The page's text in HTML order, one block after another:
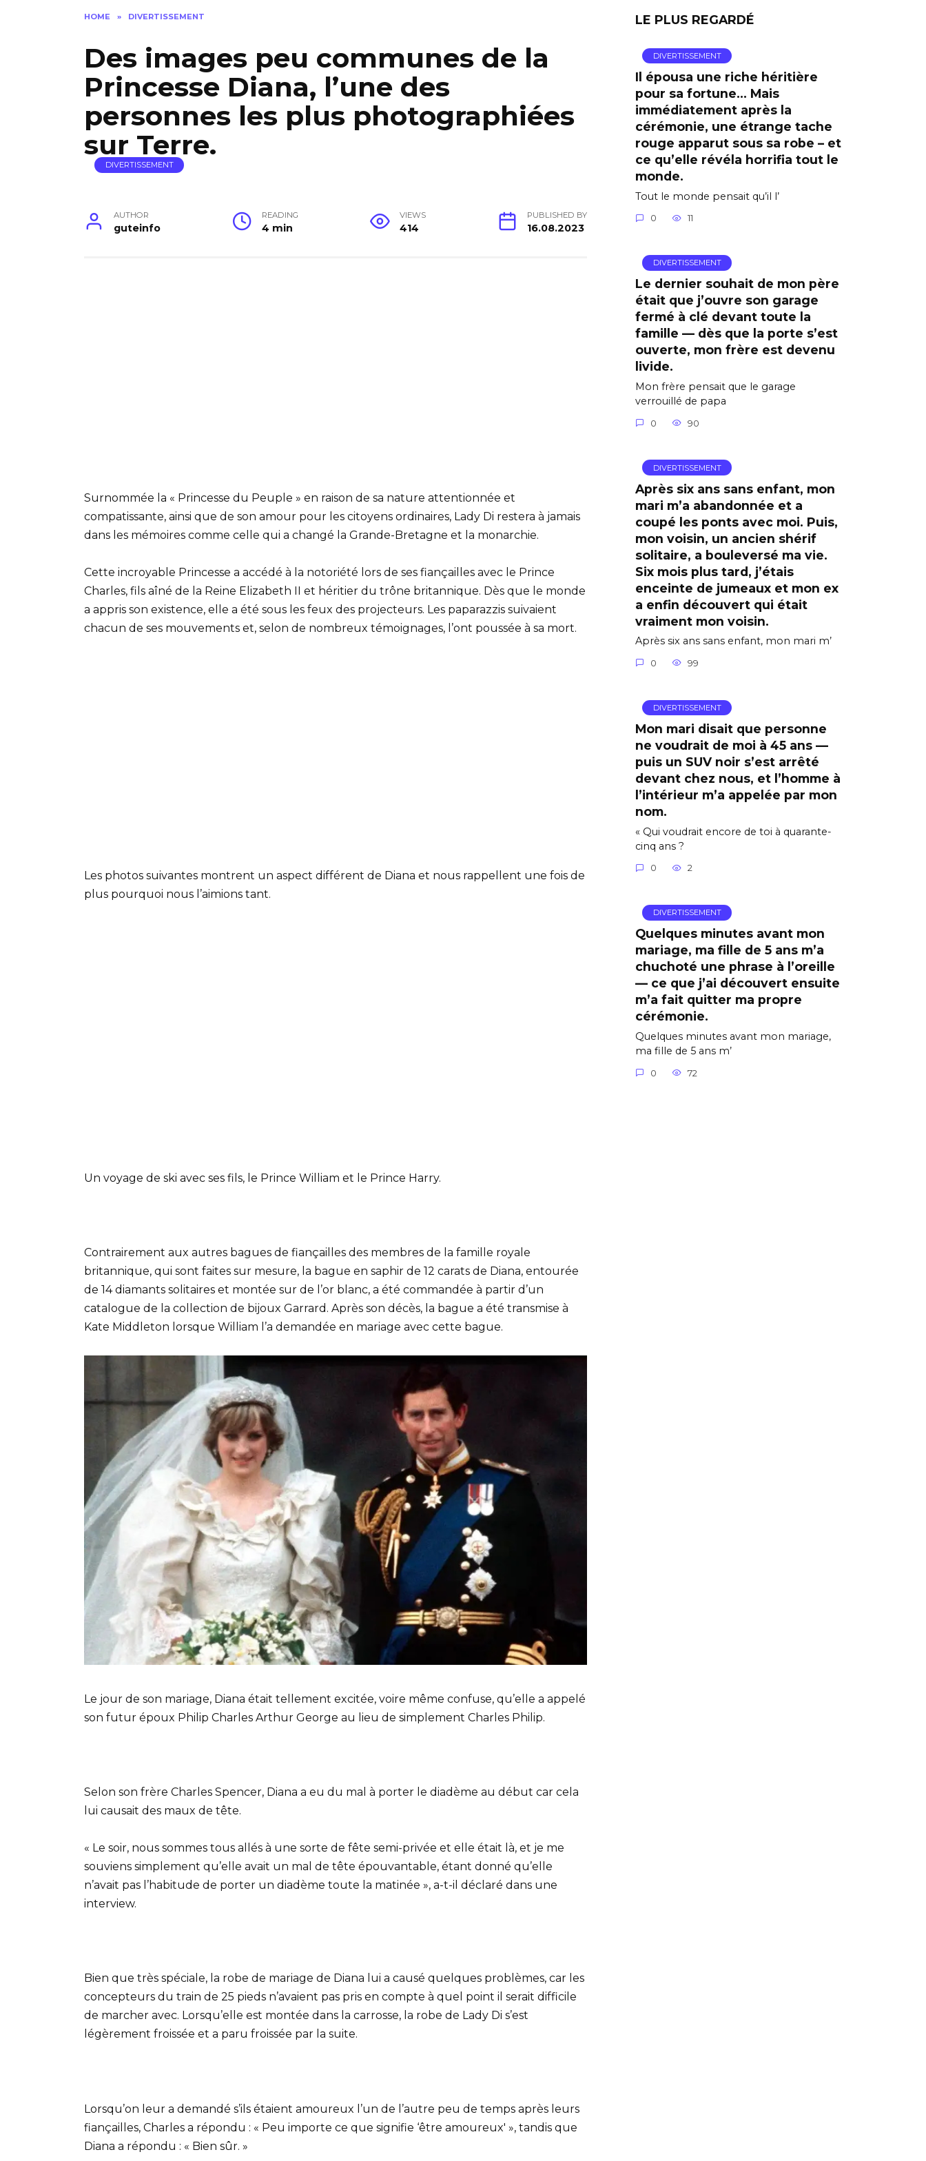
HOME » DIVERTISSEMENT
Des images peu communes de la
Princesse Diana, l’une des
personnes les plus photographiées
sur Terre.
DIVERTISSEMENT
AUTHOR
guteinfo
READING
4 min
VIEWS
414
PUBLISHED BY
16.08.2023
Surnommée la « Princesse du Peuple » en raison de sa nature attentionnée et
compatissante, ainsi que de son amour pour les citoyens ordinaires, Lady Di restera à jamais
dans les mémoires comme celle qui a changé la Grande-Bretagne et la monarchie.
Cette incroyable Princesse a accédé à la notoriété lors de ses fiançailles avec le Prince
Charles, fils aîné de la Reine Elizabeth II et héritier du trône britannique. Dès que le monde
a appris son existence, elle a été sous les feux des projecteurs. Les paparazzis suivaient
chacun de ses mouvements et, selon de nombreux témoignages, l’ont poussée à sa mort.
Les photos suivantes montrent un aspect différent de Diana et nous rappellent une fois de
plus pourquoi nous l’aimions tant.
Un voyage de ski avec ses fils, le Prince William et le Prince Harry.
Contrairement aux autres bagues de fiançailles des membres de la famille royale
britannique, qui sont faites sur mesure, la bague en saphir de 12 carats de Diana, entourée
de 14 diamants solitaires et montée sur de l’or blanc, a été commandée à partir d’un
catalogue de la collection de bijoux Garrard. Après son décès, la bague a été transmise à
Kate Middleton lorsque William l’a demandée en mariage avec cette bague.
Le jour de son mariage, Diana était tellement excitée, voire même confuse, qu’elle a appelé
son futur époux Philip Charles Arthur George au lieu de simplement Charles Philip.
Selon son frère Charles Spencer, Diana a eu du mal à porter le diadème au début car cela
lui causait des maux de tête.
« Le soir, nous sommes tous allés à une sorte de fête semi-privée et elle était là, et je me
souviens simplement qu’elle avait un mal de tête épouvantable, étant donné qu’elle
n’avait pas l’habitude de porter un diadème toute la matinée », a-t-il déclaré dans une
interview.
Bien que très spéciale, la robe de mariage de Diana lui a causé quelques problèmes, car les
concepteurs du train de 25 pieds n’avaient pas pris en compte à quel point il serait difficile
de marcher avec. Lorsqu’elle est montée dans la carrosse, la robe de Lady Di s’est
légèrement froissée et a paru froissée par la suite.
Lorsqu’on leur a demandé s’ils étaient amoureux l’un de l’autre peu de temps après leurs
fiançailles, Charles a répondu : « Peu importe ce que signifie ‘être amoureux' », tandis que
Diana a répondu : « Bien sûr. »
LE PLUS REGARDÉ
DIVERTISSEMENT
Il épousa une riche héritière
pour sa fortune… Mais
immédiatement après la
cérémonie, une étrange tache
rouge apparut sous sa robe – et
ce qu’elle révéla horrifia tout le
monde.
Tout le monde pensait qu’il l’
0 11
DIVERTISSEMENT
Le dernier souhait de mon père
était que j’ouvre son garage
fermé à clé devant toute la
famille — dès que la porte s’est
ouverte, mon frère est devenu
livide.
Mon frère pensait que le garage
verrouillé de papa
0 90
DIVERTISSEMENT
Après six ans sans enfant, mon
mari m’a abandonnée et a
coupé les ponts avec moi. Puis,
mon voisin, un ancien shérif
solitaire, a bouleversé ma vie.
Six mois plus tard, j’étais
enceinte de jumeaux et mon ex
a enfin découvert qui était
vraiment mon voisin.
Après six ans sans enfant, mon mari m’
0 99
DIVERTISSEMENT
Mon mari disait que personne
ne voudrait de moi à 45 ans —
puis un SUV noir s’est arrêté
devant chez nous, et l’homme à
l’intérieur m’a appelée par mon
nom.
« Qui voudrait encore de toi à quarante-
cinq ans ?
0 2
DIVERTISSEMENT
Quelques minutes avant mon
mariage, ma fille de 5 ans m’a
chuchoté une phrase à l’oreille
— ce que j’ai découvert ensuite
m’a fait quitter ma propre
cérémonie.
Quelques minutes avant mon mariage,
ma fille de 5 ans m’
0 72